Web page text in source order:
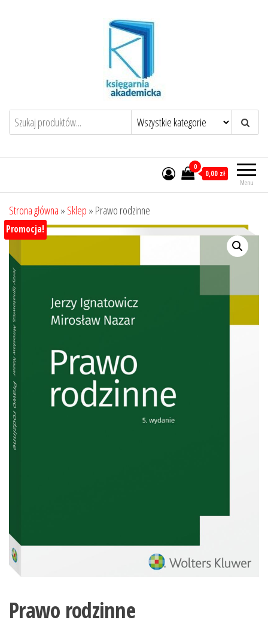
Menu
0
0,00 zł
Strona główna » Sklep » Prawo rodzinne
Promocja!
Prawo rodzinne